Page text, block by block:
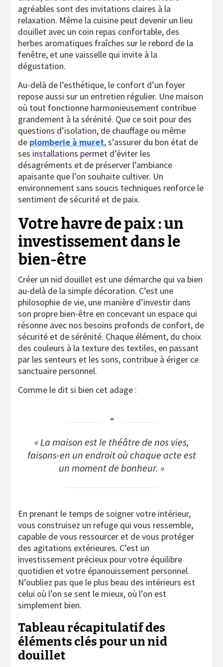
agréables sont des invitations claires à la
relaxation. Même la cuisine peut devenir un lieu
douillet avec un coin repas confortable, des
herbes aromatiques fraîches sur le rebord de la
fenêtre, et une vaisselle qui invite à la
dégustation.
Au-delà de l’esthétique, le confort d’un foyer
repose aussi sur un entretien régulier. Une maison
où tout fonctionne harmonieusement contribue
grandement à la sérénité. Que ce soit pour des
questions d’isolation, de chauffage ou même
de plomberie à muret, s’assurer du bon état de
ses installations permet d’éviter les
désagréments et de préserver l’ambiance
apaisante que l’on souhaite cultiver. Un
environnement sans soucis techniques renforce le
sentiment de sécurité et de paix.
Votre havre de paix : un
investissement dans le
bien-être
Créer un nid douillet est une démarche qui va bien
au-delà de la simple décoration. C’est une
philosophie de vie, une manière d’investir dans
son propre bien-être en concevant un espace qui
résonne avec nos besoins profonds de confort, de
sécurité et de sérénité. Chaque élément, du choix
des couleurs à la texture des textiles, en passant
par les senteurs et les sons, contribue à ériger ce
sanctuaire personnel.
Comme le dit si bien cet adage :
« La maison est le théâtre de nos vies,
faisons-en un endroit où chaque acte est
un moment de bonheur. »
En prenant le temps de soigner votre intérieur,
vous construisez un refuge qui vous ressemble,
capable de vous ressourcer et de vous protéger
des agitations extérieures. C’est un
investissement précieux pour votre équilibre
quotidien et votre épanouissement personnel.
N’oubliez pas que le plus beau des intérieurs est
celui où l’on se sent le mieux, où l’on est
simplement bien.
Tableau récapitulatif des
éléments clés pour un nid
douillet